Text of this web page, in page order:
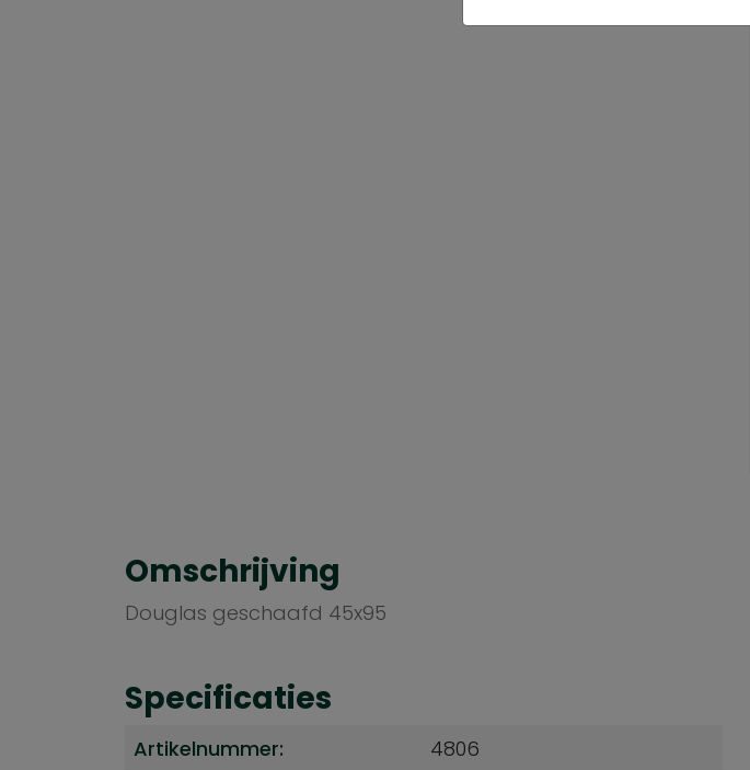
Omschrijving
Douglas geschaafd 45x95
Specificaties
Artikelnummer:
4806